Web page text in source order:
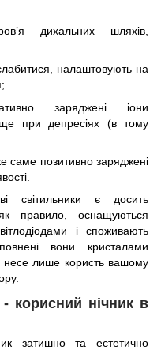
дихальних шляхів,
налаштовують на
заряджені іони
при депресіях (в тому
саме позитивно заряджені
світильники є досить
правило, оснащуються
і споживають
вони кристалами
несе лише користь вашому
корисний нічник в
затишно та естетично